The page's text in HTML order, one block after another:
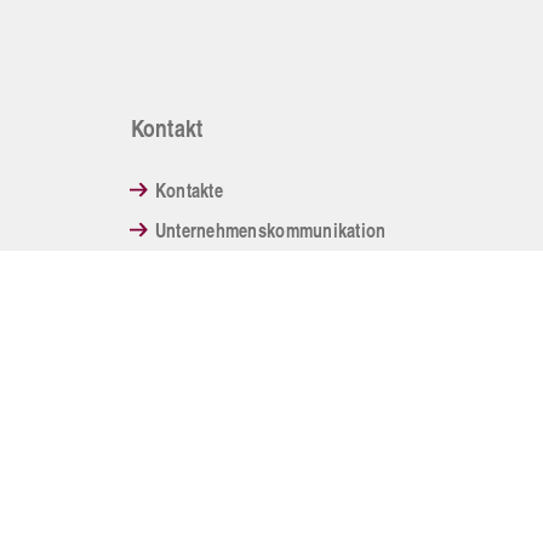
Kontakt
Kontakte
Unternehmenskommunikation